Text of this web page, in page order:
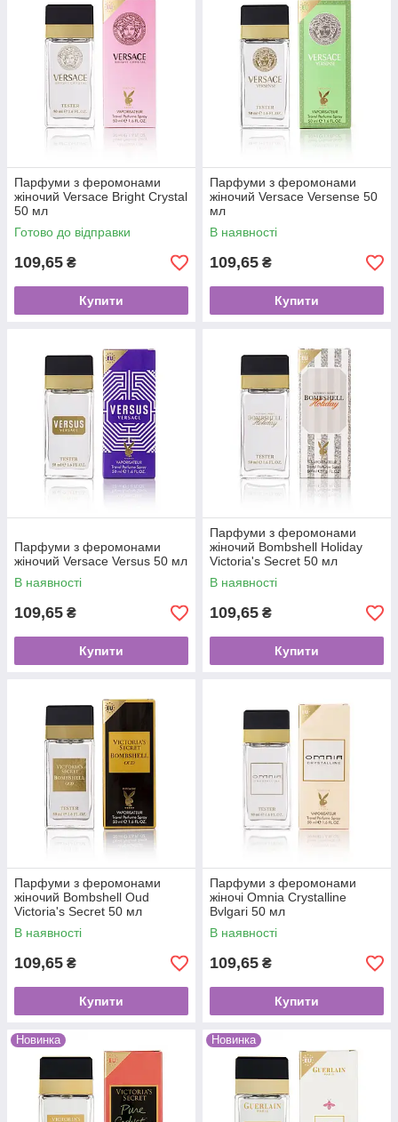
Парфуми з феромонами
жіночий Versace Bright Crystal
50 мл
Готово до відправки
109,65 ₴
Купити
Парфуми з феромонами
жіночий Versace Versense 50
мл
В наявності
109,65 ₴
Купити
Парфуми з феромонами
жіночий Versace Versus 50 мл
В наявності
109,65 ₴
Купити
Парфуми з феромонами
жіночий Bombshell Holiday
Victoria's Secret 50 мл
В наявності
109,65 ₴
Купити
Парфуми з феромонами
жіночий Bombshell Oud
Victoria's Secret 50 мл
В наявності
109,65 ₴
Купити
Парфуми з феромонами
жіночі Omnia Crystalline
Bvlgari 50 мл
В наявності
109,65 ₴
Купити
Новинка Новинка